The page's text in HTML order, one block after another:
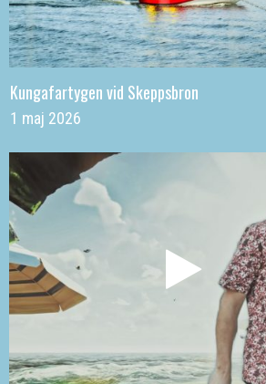
Kungafartygen vid Skeppsbron
1 maj 2026